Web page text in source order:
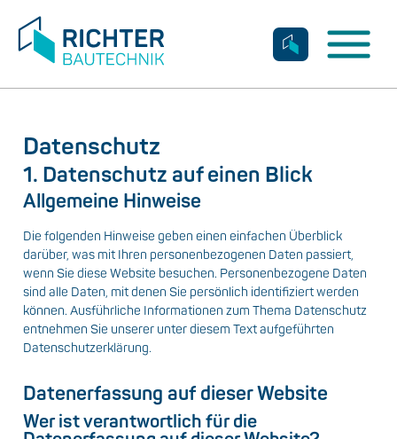
Kontakt
Datenschutz
1. Datenschutz auf einen Blick
Allgemeine Hinweise
Die folgenden Hinweise geben einen einfachen Überblick
darüber, was mit Ihren personenbezogenen Daten passiert,
wenn Sie diese Website besuchen. Personenbezogene Daten
sind alle Daten, mit denen Sie persönlich identifiziert werden
können. Ausführliche Informationen zum Thema Datenschutz
entnehmen Sie unserer unter diesem Text aufgeführten
Datenschutzerklärung.
Datenerfassung auf dieser Website
Wer ist verantwortlich für die
Kontakt